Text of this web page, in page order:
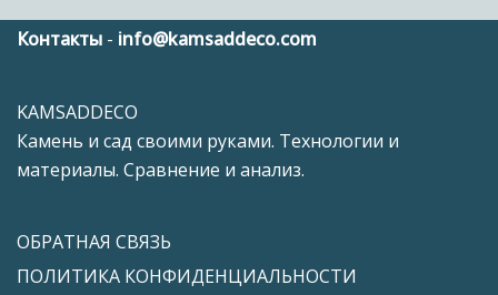
Контакты - info@kamsaddeco.com
KAMSADDECO
Камень и сад своими руками. Технологии и
материалы. Сравнение и анализ.
ОБРАТНАЯ СВЯЗЬ
ПОЛИТИКА КОНФИДЕНЦИАЛЬНОСТИ